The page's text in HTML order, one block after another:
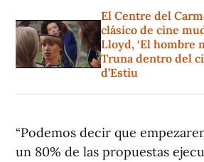
El Centre del
clásico de cine
Lloyd, ‘El hombre
Truna dentro del
d’Estiu
“Podemos decir que
un 80% de las propuestas